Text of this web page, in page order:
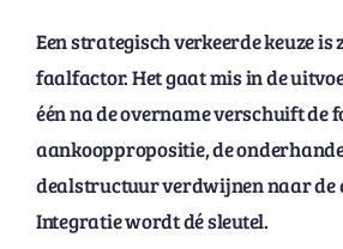
Een strategisch verkeerde keuze is
faalfactor. Het gaat mis in de
één na de overname verschuift de
aankooppropositie, de
dealstructuur verdwijnen naar de
Integratie wordt dé sleutel.